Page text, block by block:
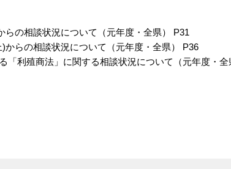
らの相談状況について（元年度・全県） P31
からの相談状況について（元年度・全県） P36
「利殖商法」に関する相談状況について（元年度・全